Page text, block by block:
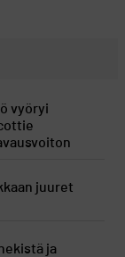
vyöryi
juuret
ja